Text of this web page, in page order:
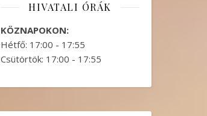
HIVATALI ÓRÁK
KÖZNAPOKON:
Hétfő: 17:00 - 17:55
Csütörtök: 17:00 - 17:55